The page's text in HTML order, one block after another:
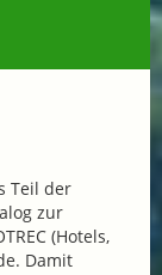
Teil der
zur
(Hotels,
Damit